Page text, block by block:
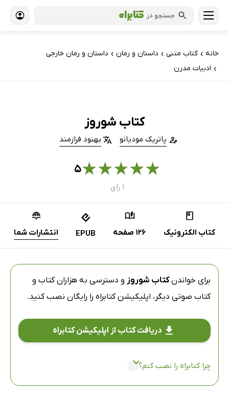
جستجو در
خانه › کتاب‌ متنی › داستان و رمان › داستان و رمان خارجی
› ادبیات مدرن
کتاب شوروز
پاتریک مودیانو بهنود فرازمند
★
★
★
★
★۵
۱ رای
کتاب الکترونیک 126 صفحه EPUB انتشارات شما
برای خواندنکتاب شوروز و دسترسی به هزاران کتاب و
کتاب صوتی دیگر، اپلیکیشن کتابراه را رایگان نصب کنید.
دریافت کتاب از اپلیکیشن کتابراه
چرا کتابراه را نصب کنم؟